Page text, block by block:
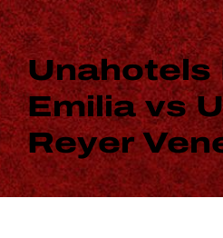
Unahotels
Emilia vs
Reyer